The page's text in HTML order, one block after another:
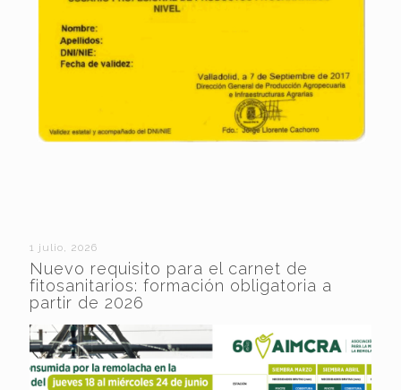
1 julio, 2026
Nuevo requisito para el carnet de
fitosanitarios: formación obligatoria a
partir de 2026